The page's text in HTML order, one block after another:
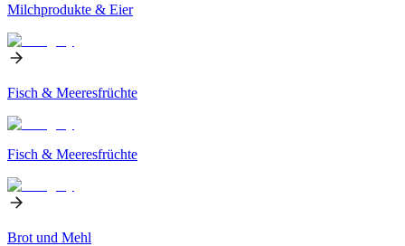
Milchprodukte & Eier
Fisch & Meeresfrüchte
Fisch & Meeresfrüchte
Brot und Mehl